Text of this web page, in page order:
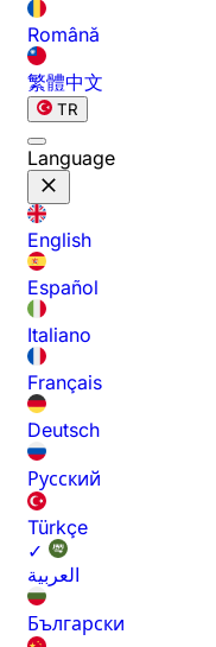
Română
繁體中文
TR
Language
English
Español
Italiano
Français
Deutsch
Русский
Türkçe
✓
العربية
Български